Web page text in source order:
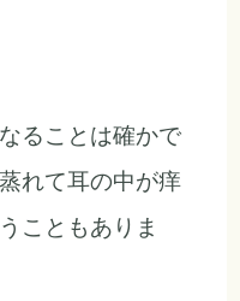
ることは確かで
れて耳の中が痒
こともありま